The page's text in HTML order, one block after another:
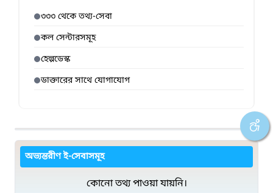
৩৩৩ থেকে তথ্য-সেবা
কল সেন্টারসমূহ
হেল্পডেস্ক
ডাক্তারের সাথে যোগাযোগ
অভ্যন্তরীণ ই-সেবাসমূহ
কোনো তথ্য পাওয়া যায়নি।